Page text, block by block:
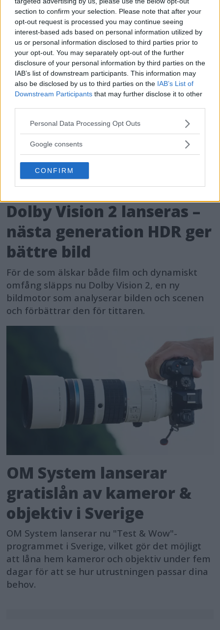
section to confirm your selection. Please note that after your
opt-out request is processed you may continue seeing
interest-based ads based on personal information utilized by
us or personal information disclosed to third parties prior to
your opt-out. You may separately opt-out of the further
disclosure of your personal information by third parties on the
IAB’s list of downstream participants. This information may
also be disclosed by us to third parties on the IAB’s List of
Downstream Participants that may further disclose it to other
Please note that this website/app uses one or more Google
not limited to your visit or usage behaviour. You may click to
use your data for below specified purposes in below Google
consent section.
Personal Data Processing Opt Outs
Google consents
CONFIRM
NYHETER
Dolby Vision 2 lanseras –
nästa generation HDR ger
bättre bild
För de som älskar både film och dynamiskt
omfång släpps nu Dolby Vision 2, en ny
bildmotor som analyserar bilden och scenen
och förbättrar den för tittaren.
OM System lanserar
gratislån av kameror &
objektiv i Sverige
OM System lanserar nu "Test & Wow"-
programmet i Sverige, vilket gör det möjligt
att låna hem kameror och objektiv under fem
dagar för att se hur utrustningen passar dina
behov.